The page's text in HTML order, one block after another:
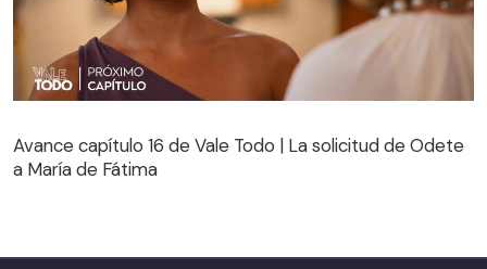
a María de Fátima
Avance capítulo 16 de Vale Todo | La solicitud de Odete
a María de Fátima